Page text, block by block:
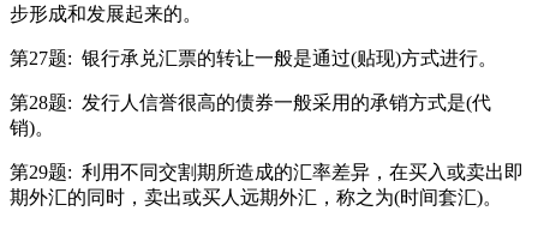
步形成和发展起来的。
第27题: 银行承兑汇票的转让一般是通过(贴现)方式进行。
第28题: 发行人信誉很高的债券一般采用的承销方式是(代
销)。
第29题: 利用不同交割期所造成的汇率差异，在买入或卖出即
期外汇的同时，卖出或买人远期外汇，称之为(时间套汇)。